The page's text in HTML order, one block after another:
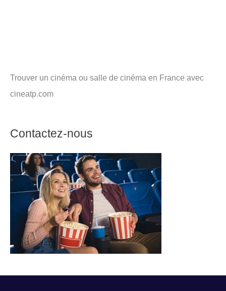
Trouver un cinéma ou salle de cinéma en France avec
cineatp.com
Contactez-nous